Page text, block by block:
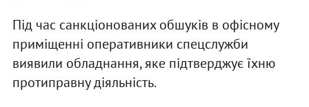
Під час санкціонованих обшуків в офісному
приміщенні оперативники спецслужби
виявили обладнання, яке підтверджує їхню
протиправну діяльність.